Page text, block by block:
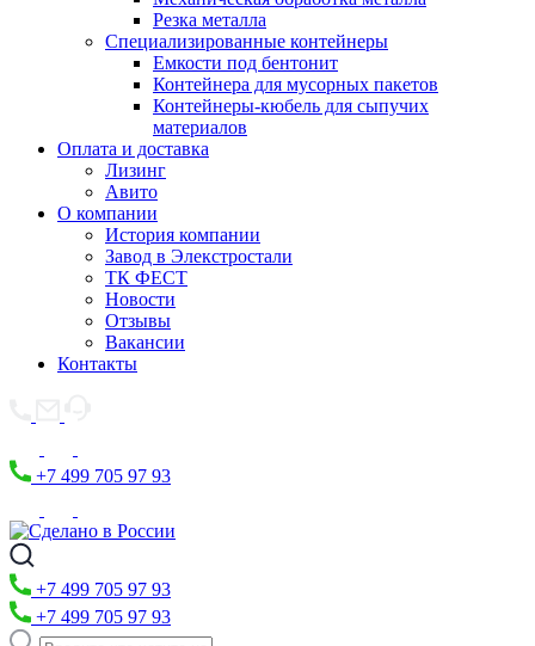
Резка металла
Специализированные контейнеры
Емкости под бентонит
Контейнера для мусорных пакетов
Контейнеры-кюбель для сыпучих
материалов
Оплата и доставка
Лизинг
Авито
О компании
История компании
Завод в Элекстростали
ТК ФЕСТ
Новости
Отзывы
Вакансии
Контакты
+7 499 705 97 93
+7 499 705 97 93
+7 499 705 97 93